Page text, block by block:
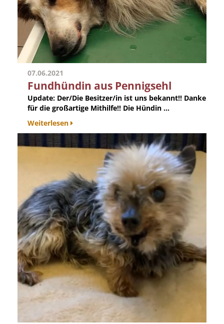
07.06.2021
Fundhündin aus Pennigsehl
Update: Der/Die Besitzer/in ist uns bekannt!! Danke
für die großartige Mithilfe!! Die Hündin ...
Weiterlesen